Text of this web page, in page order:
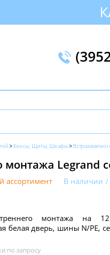
Боксы, Щиты, Шкафы
монтажа Legrand
ассортимент В наличии
монтажа на
белая дверь, шины N/PE,
по запросу